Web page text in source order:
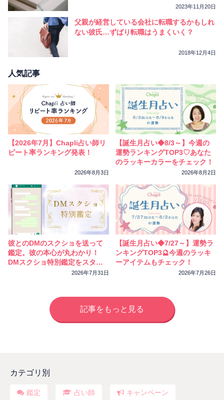
2023年11月20日
父親が経営している会社に転職するかもしれ
ない彼氏…ずばり転職はうまくいく？
2018年12月4日
人気記事
【2026年7月】Chapli占い師リ
ピート率ランキング発表！
2026年8月3日
【誕生月占い◆8/3～】今週の
運勢ランキングTOP3♡あなた
のラッキーカラーをチェック！
2026年8月2日
彼とのDMのスクショを送って
鑑定。彼の本心が丸わかり！
DMスクショ特別鑑定をスター
2026年7月31日
【誕生月占い◆7/27～】運勢ラ
ンキングTOP3🔮今週のラッキ
ーアイテムもチェック！
2026年7月26日
記事をもっと見る
カテゴリ別
鑑定 占い師 キャンペーン